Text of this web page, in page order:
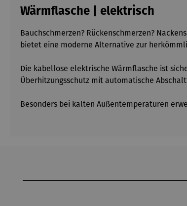
Wärmflasche | elektrisch
Bauchschmerzen? Rückenschmerzen?
bietet eine moderne Alternative zur
Die kabellose elektrische Wärmflasche ist
Überhitzungsschutz mit automatische
Besonders bei kalten Außentemperaturen